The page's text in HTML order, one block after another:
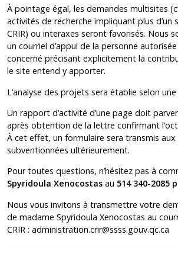
À pointage égal, les demandes multisites
activités de recherche impliquant plus d’un
CRIR) ou interaxes seront favorisés. Nous
un courriel d’appui de la personne
concerné précisant explicitement la
le site entend y apporter.
L’analyse des projets sera établie selon une
Un rapport d’activité d’une page doit
après obtention de la lettre confirmant
À cet effet, un formulaire sera transmis aux
subventionnées ultérieurement.
Pour toutes questions, n’hésitez pas à
Spyridoula Xenocostas au 514 340-2085
Nous vous invitons à transmettre votre
de madame Spyridoula Xenocostas au
CRIR : administration.crir@ssss.gouv.qc.ca